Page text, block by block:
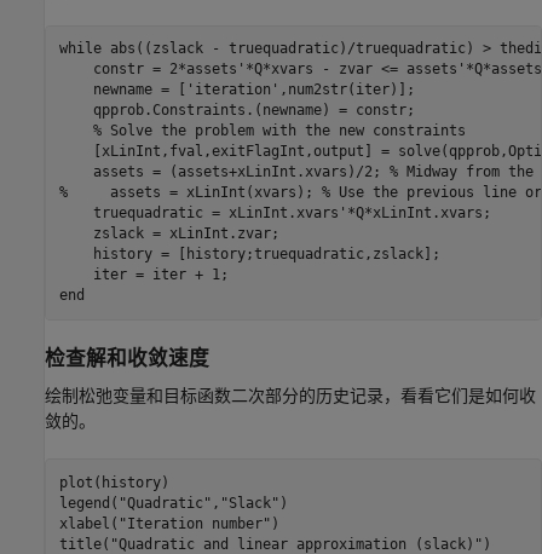
while abs((zslack - truequadratic)/truequadratic) >
constr = 2*assets'*Q*xvars - zvar <=
    newname = [
'iteration' ,num2str(iter)];
    qpprob.Constraints.(newname) = constr;
% Solve the problem with the new constraints
[xLinInt,fval,exitFlagInt,output] =
    assets = (assets+xLinInt.xvars)/2;
% Midway from
%     assets = xLinInt(xvars); % Use the previous line
    truequadratic = xLinInt.xvars'*Q*xLinInt.xvars;
    zslack = xLinInt.zvar;
    history = [history;truequadratic,zslack];
end
检查解和收敛速度
绘制松弛变量和目标函数二次部分的历史记录，看看它们是如何收
敛的。
plot(history)
legend( "Quadratic" , "Slack" )
xlabel( "Iteration number" )
title( "Quadratic and linear approximation (slack)" )